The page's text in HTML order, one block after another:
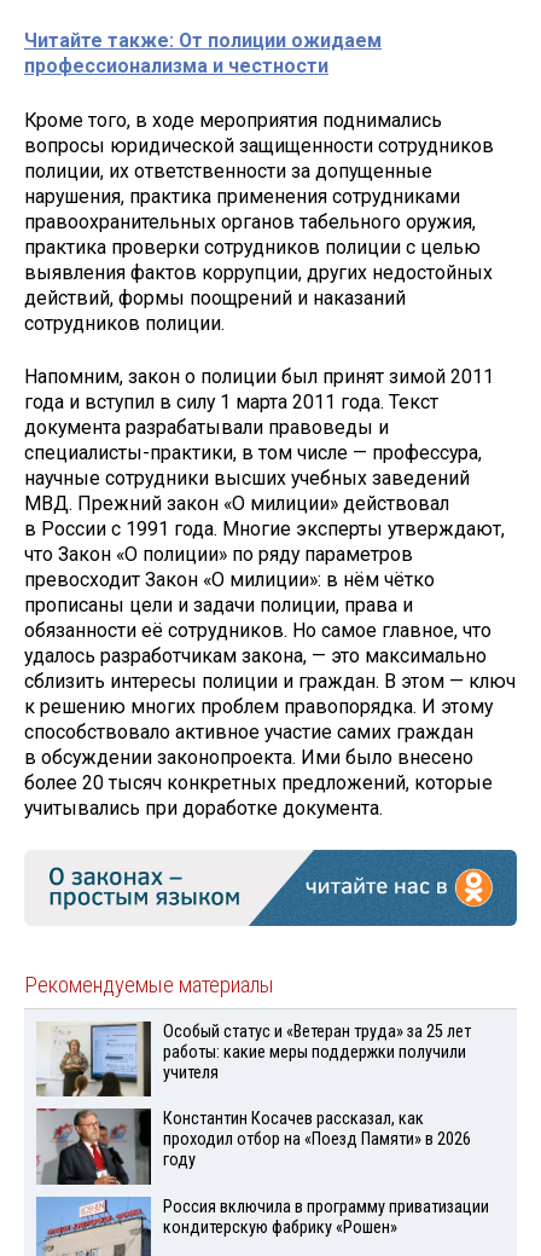
Читайте также: От полиции ожидаем
профессионализма и честности
Кроме того, в ходе мероприятия поднимались
вопросы юридической защищенности сотрудников
полиции, их ответственности за допущенные
нарушения, практика применения сотрудниками
правоохранительных органов табельного оружия,
практика проверки сотрудников полиции с целью
выявления фактов коррупции, других недостойных
действий, формы поощрений и наказаний
сотрудников полиции.
Напомним, закон о полиции был принят зимой 2011
года и вступил в силу 1 марта 2011 года. Текст
документа разрабатывали правоведы и
специалисты-практики, в том числе — профессура,
научные сотрудники высших учебных заведений
МВД. Прежний закон «О милиции» действовал
в России с 1991 года. Многие эксперты утверждают,
что Закон «О полиции» по ряду параметров
превосходит Закон «О милиции»: в нём чётко
прописаны цели и задачи полиции, права и
обязанности её сотрудников. Но самое главное, что
удалось разработчикам закона, — это максимально
сблизить интересы полиции и граждан. В этом — ключ
к решению многих проблем правопорядка. И этому
способствовало активное участие самих граждан
в обсуждении законопроекта. Ими было внесено
более 20 тысяч конкретных предложений, которые
учитывались при доработке документа.
Рекомендуемые материалы
Особый статус и «Ветеран труда» за 25 лет
работы: какие меры поддержки получили
учителя
Константин Косачев рассказал, как
проходил отбор на «Поезд Памяти» в 2026
году
Россия включила в программу приватизации
кондитерскую фабрику «Рошен»